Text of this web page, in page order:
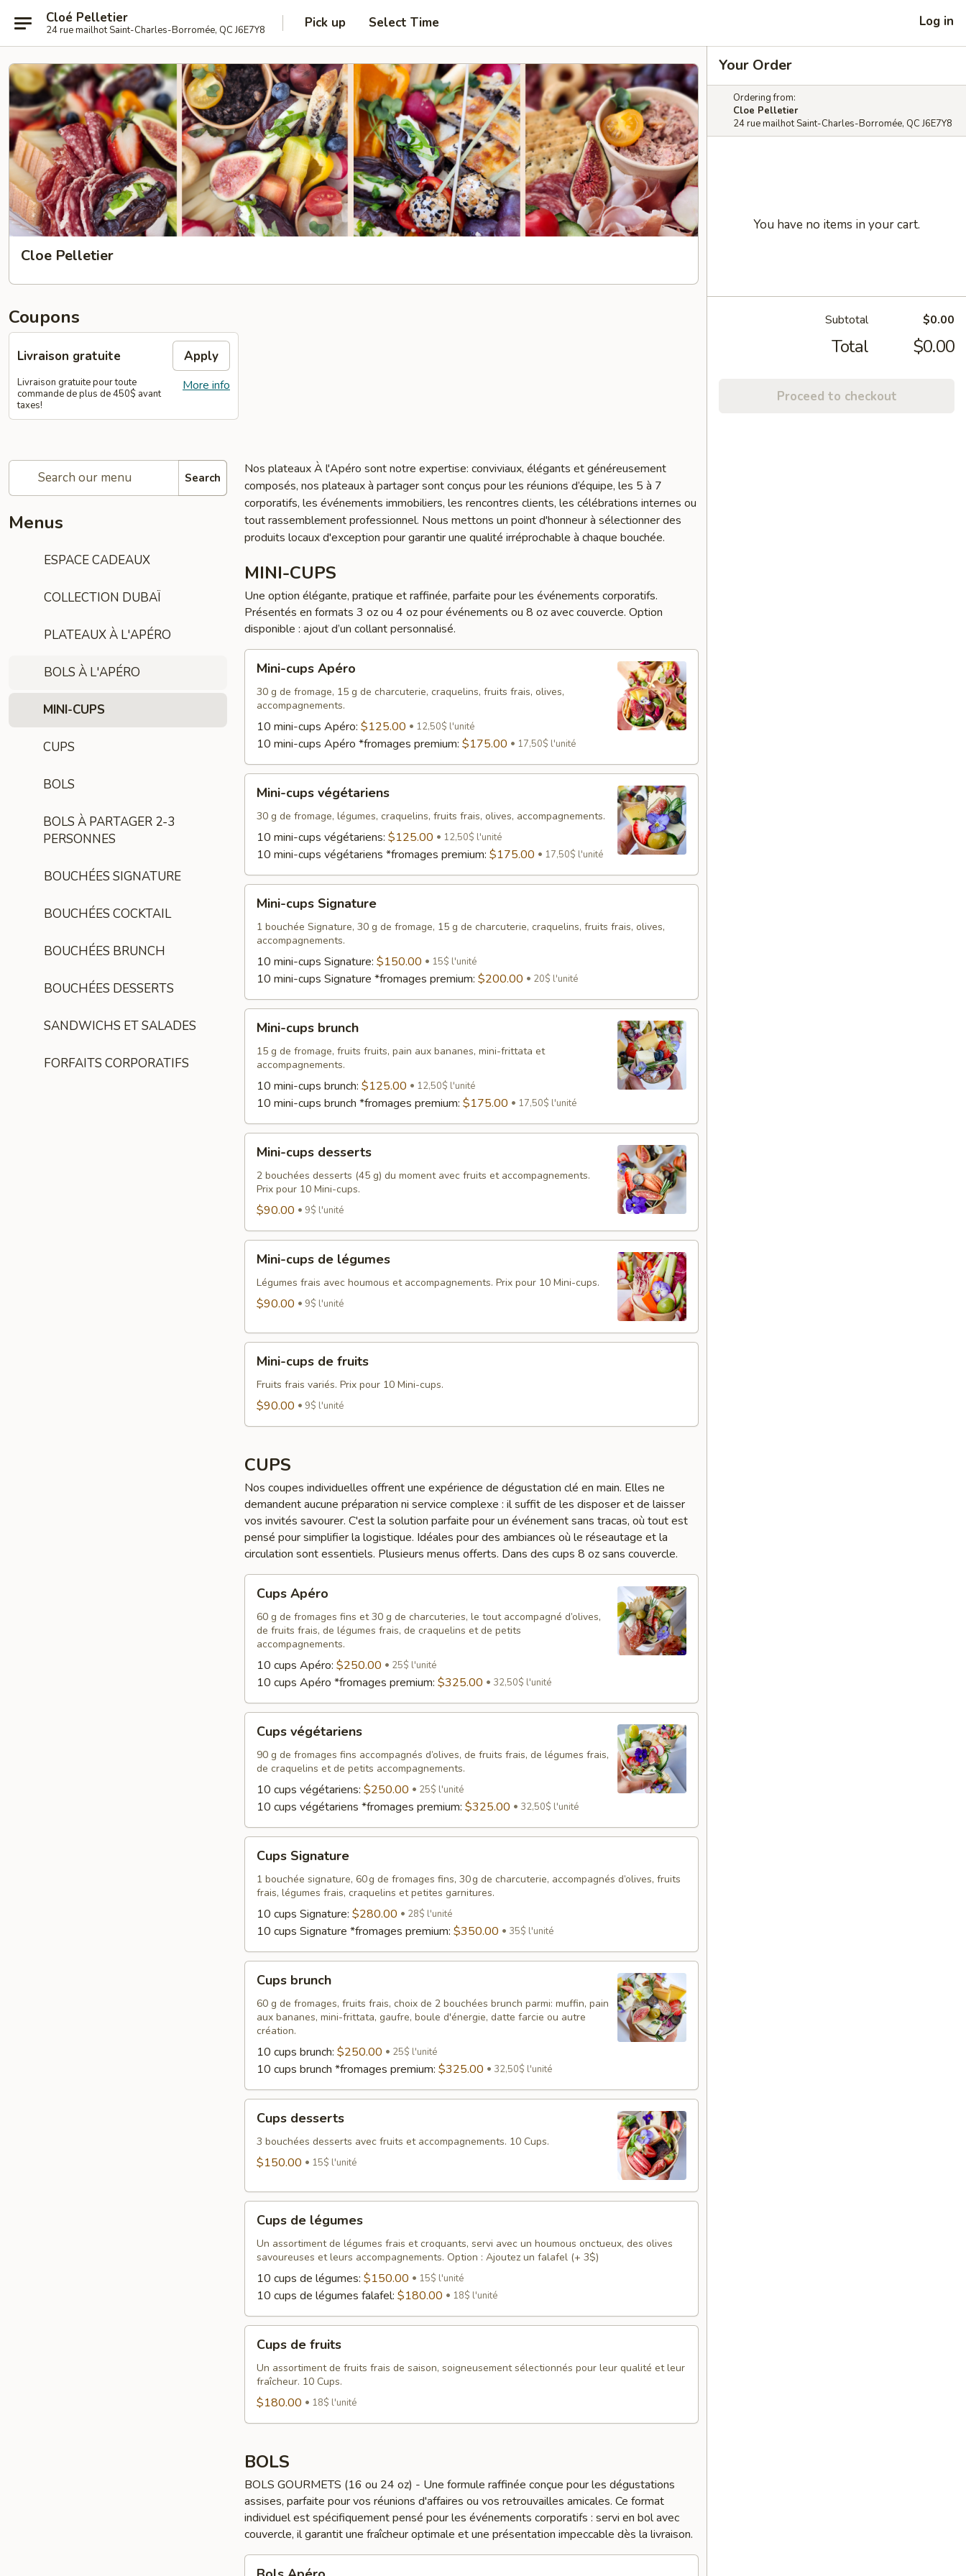
Cloé Pelletier
24 rue mailhot Saint-Charles-Borromée, QC J6E7Y8 Pick up Select Time Log in
Cloe Pelletier
Coupons
Livraison gratuite Apply
More info
Livraison gratuite pour toute
commande de plus de 450$ avant
taxes!
Search
Menus
ESPACE CADEAUX
COLLECTION DUBAÏ
PLATEAUX À L'APÉRO
BOLS À L'APÉRO
MINI-CUPS
CUPS
BOLS
BOLS À PARTAGER 2-3
PERSONNES
BOUCHÉES SIGNATURE
BOUCHÉES COCKTAIL
BOUCHÉES BRUNCH
BOUCHÉES DESSERTS
SANDWICHS ET SALADES
FORFAITS CORPORATIFS
Nos plateaux À l'Apéro sont notre expertise: conviviaux, élégants et généreusement
composés, nos plateaux à partager sont conçus pour les réunions d’équipe, les 5 à 7
corporatifs, les événements immobiliers, les rencontres clients, les célébrations internes ou
tout rassemblement professionnel. Nous mettons un point d'honneur à sélectionner des
produits locaux d'exception pour garantir une qualité irréprochable à chaque bouchée.
MINI-CUPS
Une option élégante, pratique et raffinée, parfaite pour les événements corporatifs.
Présentés en formats 3 oz ou 4 oz pour événements ou 8 oz avec couvercle. Option
disponible : ajout d’un collant personnalisé.
cups
Apéro
Mini-cups Apéro
30 g de fromage, 15 g de charcuterie, craquelins, fruits frais, olives,
accompagnements.
10 mini-cups Apéro: $125.00 12,50$ l'unité
10 mini-cups Apéro *fromages premium: $175.00 17,50$ l'unité
cups
végétariens
Mini-cups végétariens
30 g de fromage, légumes, craquelins, fruits frais, olives, accompagnements.
10 mini-cups végétariens: $125.00 12,50$ l'unité
10 mini-cups végétariens *fromages premium: $175.00 17,50$ l'unité
cups
Signature
Mini-cups Signature
1 bouchée Signature, 30 g de fromage, 15 g de charcuterie, craquelins, fruits frais, olives,
accompagnements.
10 mini-cups Signature: $150.00 15$ l'unité
10 mini-cups Signature *fromages premium: $200.00 20$ l'unité
cups
brunch
Mini-cups brunch
15 g de fromage, fruits fruits, pain aux bananes, mini-frittata et
accompagnements.
10 mini-cups brunch: $125.00 12,50$ l'unité
10 mini-cups brunch *fromages premium: $175.00 17,50$ l'unité
cups
desserts
Mini-cups desserts
2 bouchées desserts (45 g) du moment avec fruits et accompagnements.
Prix pour 10 Mini-cups.
$90.00 9$ l'unité
cups
de
légumes
Mini-cups de légumes
Légumes frais avec houmous et accompagnements. Prix pour 10 Mini-cups.
$90.00 9$ l'unité
cups
de
fruits
Mini-cups de fruits
Fruits frais variés. Prix pour 10 Mini-cups.
$90.00 9$ l'unité
CUPS
Nos coupes individuelles offrent une expérience de dégustation clé en main. Elles ne
demandent aucune préparation ni service complexe : il suffit de les disposer et de laisser
vos invités savourer. C'est la solution parfaite pour un événement sans tracas, où tout est
pensé pour simplifier la logistique. Idéales pour des ambiances où le réseautage et la
circulation sont essentiels. Plusieurs menus offerts. Dans des cups 8 oz sans couvercle.
Apéro
Cups Apéro
60 g de fromages fins et 30 g de charcuteries, le tout accompagné d’olives,
de fruits frais, de légumes frais, de craquelins et de petits
accompagnements.
10 cups Apéro: $250.00 25$ l'unité
10 cups Apéro *fromages premium: $325.00 32,50$ l'unité
végétariens
Cups végétariens
90 g de fromages fins accompagnés d’olives, de fruits frais, de légumes frais,
de craquelins et de petits accompagnements.
10 cups végétariens: $250.00 25$ l'unité
10 cups végétariens *fromages premium: $325.00 32,50$ l'unité
Signature
Cups Signature
1 bouchée signature, 60 g de fromages fins, 30 g de charcuterie, accompagnés d’olives, fruits
frais, légumes frais, craquelins et petites garnitures.
10 cups Signature: $280.00 28$ l'unité
10 cups Signature *fromages premium: $350.00 35$ l'unité
brunch
Cups brunch
60 g de fromages, fruits frais, choix de 2 bouchées brunch parmi: muffin, pain
aux bananes, mini-frittata, gaufre, boule d'énergie, datte farcie ou autre
création.
10 cups brunch: $250.00 25$ l'unité
10 cups brunch *fromages premium: $325.00 32,50$ l'unité
desserts
Cups desserts
3 bouchées desserts avec fruits et accompagnements. 10 Cups.
$150.00 15$ l'unité
légumes
Cups de légumes
Un assortiment de légumes frais et croquants, servi avec un houmous onctueux, des olives
savoureuses et leurs accompagnements. Option : Ajoutez un falafel (+ 3$)
10 cups de légumes: $150.00 15$ l'unité
10 cups de légumes falafel: $180.00 18$ l'unité
fruits
Cups de fruits
Un assortiment de fruits frais de saison, soigneusement sélectionnés pour leur qualité et leur
fraîcheur. 10 Cups.
$180.00 18$ l'unité
BOLS
BOLS GOURMETS (16 ou 24 oz) - Une formule raffinée conçue pour les dégustations
assises, parfaite pour vos réunions d'affaires ou vos retrouvailles amicales. Ce format
individuel est spécifiquement pensé pour les événements corporatifs : servi en bol avec
couvercle, il garantit une fraîcheur optimale et une présentation impeccable dès la livraison.
Your Order
Ordering from:
Cloe Pelletier
24 rue mailhot Saint-Charles-Borromée, QC J6E7Y8
You have no items in your cart.
Subtotal $0.00
Total $0.00
Proceed to checkout